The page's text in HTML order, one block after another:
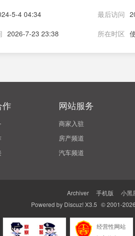
5-4 04:34 最后访问
2026-7-23 23:38 所在时区
作 网站服务
商家入驻
房产频道
汽车频道
Archiver 手机版
小黑
Powered by Discuz! X3.5 © 2001-2026
经营性网站